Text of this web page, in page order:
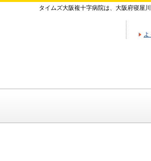
タイムズ大阪複十字病院は、大阪府寝屋
よ